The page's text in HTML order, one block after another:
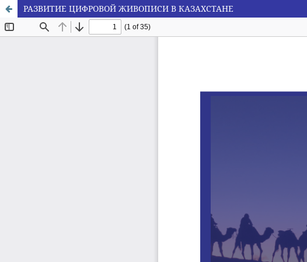
РАЗВИТИЕ ЦИФРОВОЙ ЖИВОПИСИ В КАЗАХСТАНЕ